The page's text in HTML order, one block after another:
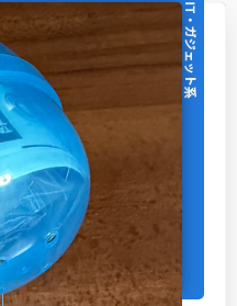
IT・ガジェット系